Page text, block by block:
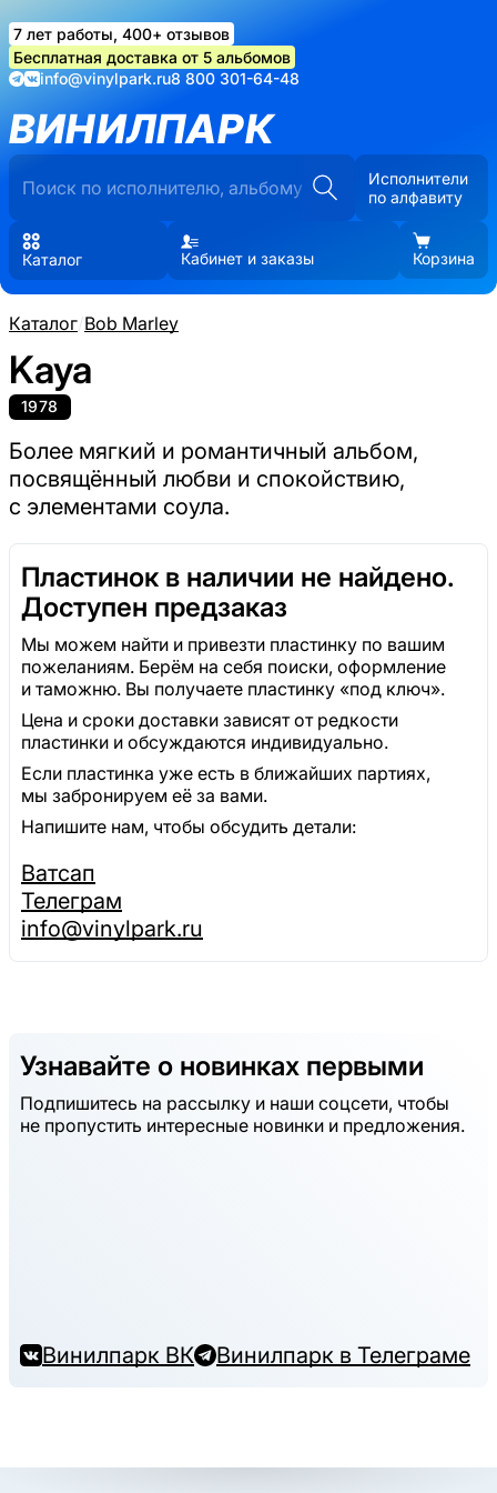
7 лет работы, 400+ отзывов
Бесплатная доставка от 5 альбомов
info@vinylpark.ru8 800 301-64-48
ВИНИЛПАРК
Исполнители
по алфавиту
Каталог Кабинет и заказы Корзина
Каталог/Bob Marley
Kaya
1978
Более мягкий и романтичный альбом,
посвящённый любви и спокойствию,
с элементами соула.
Пластинок в наличии не найдено.
Доступен предзаказ
Мы можем найти и привезти пластинку по вашим
пожеланиям. Берём на себя поиски, оформление
и таможню. Вы получаете пластинку «под ключ».
Цена и сроки доставки зависят от редкости
пластинки и обсуждаются индивидуально.
Если пластинка уже есть в ближайших партиях,
мы забронируем её за вами.
Напишите нам, чтобы обсудить детали:
Ватсап
Телеграм
info@vinylpark.ru
Узнавайте о новинках первыми
Подпишитесь на рассылку и наши соцсети, чтобы
не пропустить интересные новинки и предложения.
Винилпарк ВК Винилпарк в Телеграме